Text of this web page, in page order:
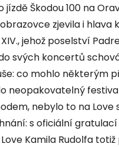
jízdě Škodou 100 na
zjevila i hlava
jehož poselství
svých koncertů
co mohlo některým
neopakovatelný
nebylo to na Love
s oficiální
Kamila Rudolfa